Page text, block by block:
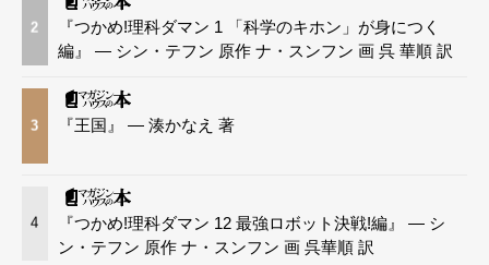
2
『つかめ!理科ダマン 1 「科学のキホン」が身につく
編』 — シン・テフン 原作 ナ・スンフン 画 呉 華順 訳
3 『王国』 — 湊かなえ 著
4
『つかめ!理科ダマン 12 最強ロボット決戦!編』 — シ
ン・テフン 原作 ナ・スンフン 画 呉華順 訳